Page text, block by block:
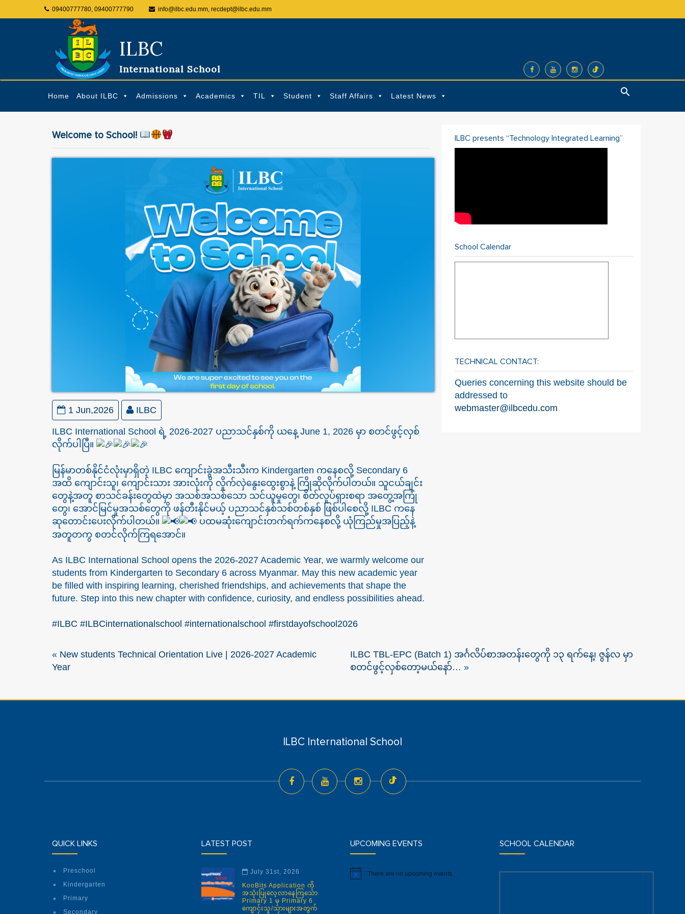
09400777780, 09400777790 info@ilbc.edu.mm, recdept@ilbc.edu.mm
ILBC
International School
Home About ILBC Admissions Academics TIL Student Staff Affairs Latest News
Welcome to School!
1 Jun,2026 ILBC
ILBC International School ရဲ့ 2026-2027 ပညာသင်နှစ်ကို ယနေ့ June 1, 2026 မှာ စတင်ဖွင့်လှစ်
လိုက်ပါပြီ။
မြန်မာတစ်နိုင်ငံလုံးမှာရှိတဲ့ ILBC ကျောင်းခွဲအသီးသီးက Kindergarten ကနေစလို့ Secondary 6
အထိ ကျောင်းသူ၊ ကျောင်းသား အားလုံးကို လှိုက်လှဲနွေးထွေးစွာနဲ့ ကြိုဆိုလိုက်ပါတယ်။ သူငယ်ချင်း
တွေနဲ့အတူ စာသင်ခန်းတွေထဲမှာ အသစ်အသစ်သော သင်ယူမှုတွေ၊ စိတ်လှုပ်ရှားစရာ အတွေ့အကြုံ
တွေ၊ အောင်မြင်မှုအသစ်တွေကို ဖန်တီးနိုင်မယ့် ပညာသင်နှစ်သစ်တစ်နှစ် ဖြစ်ပါစေလို့ ILBC ကနေ
ဆုတောင်းပေးလိုက်ပါတယ်။
ပထမဆုံးကျောင်းတက်ရက်ကနေစလို့ ယုံကြည်မှုအပြည့်နဲ့
အတူတကွ စတင်လိုက်ကြရအောင်။
As ILBC International School opens the 2026-2027 Academic Year, we warmly welcome our
students from Kindergarten to Secondary 6 across Myanmar. May this new academic year
be filled with inspiring learning, cherished friendships, and achievements that shape the
future. Step into this new chapter with confidence, curiosity, and endless possibilities ahead.
#ILBC #ILBCinternationalschool #internationalschool #firstdayofschool2026
ILBC presents “Technology Integrated Learning”
School Calendar
TECHNICAL CONTACT:
Queries concerning this website should be
addressed to
webmaster@ilbcedu.com
« New students Technical Orientation Live | 2026-2027 Academic
Year
ILBC TBL-EPC (Batch 1) အင်္ဂလိပ်စာအတန်းတွေကို ၁၃ ရက်နေ့၊ ဇွန်လ မှာ
စတင်ဖွင့်လှစ်တော့မယ်နော်… »
ILBC International School
QUICK LINKS
Preschool
Kindergarten
Primary
Secondary
LATEST POST
July 31st, 2026
KooBits Application ကို
အသုံးပြုလေ့လာနေကြသော
Primary 1 မှ Primary 6
ကျောင်းသူ/သားများအတွက်
UPCOMING EVENTS
Notice There are no upcoming events.
SCHOOL CALENDAR